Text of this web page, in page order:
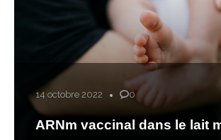
14 octobre 2022 0
ARNm vaccinal dans le lait